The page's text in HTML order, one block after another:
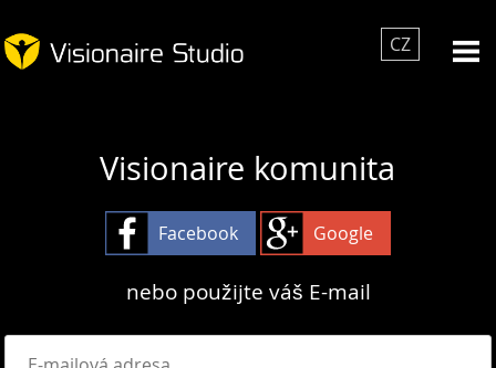
CZ
Visionaire komunita
Facebook Google
nebo použijte váš E-mail